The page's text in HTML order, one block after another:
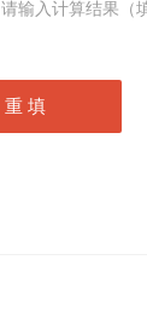
请输入计算结果（